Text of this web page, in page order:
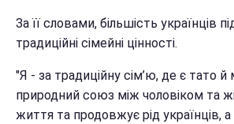
За її словами, більшість українців
традиційні сімейні цінності.
"Я - за традиційну сім’ю, де є тато й
природний союз між чоловіком та
життя та продовжує рід українців, а